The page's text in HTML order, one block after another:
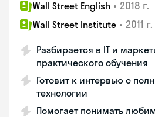
Wall Street English • 2018 г.
Wall Street Institute • 2011 г.
Разбирается в IT и
практического обучения
Готовит к интервью с
технологии
Помогает понимать